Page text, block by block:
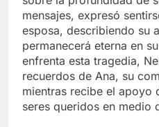
mensajes, expresó
esposa, describiendo su
permanecerá eterna en
enfrenta esta tragedia,
recuerdos de Ana, su
mientras recibe el apoyo
seres queridos en medio